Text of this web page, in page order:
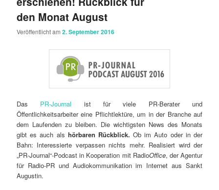
den Monat August
Veröffentlicht am2. September 2016
Das PR-Journal ist für viele PR-Berater und
Öffentlichkeitsarbeiter eine Pflichtlektüre, um in der Branche auf
dem Laufenden zu bleiben. Die wichtigsten News des Monats
gibt es auch als hörbaren Rückblick. Ob im Auto oder in der
Bahn: Interessierte verpassen nichts mehr. Realisiert wird der
„PR-Journal“-Podcast in Kooperation mit RadioOffice, der Agentur
für Radio-PR und Audiokommunikation im Internet aus Sankt
Augustin.